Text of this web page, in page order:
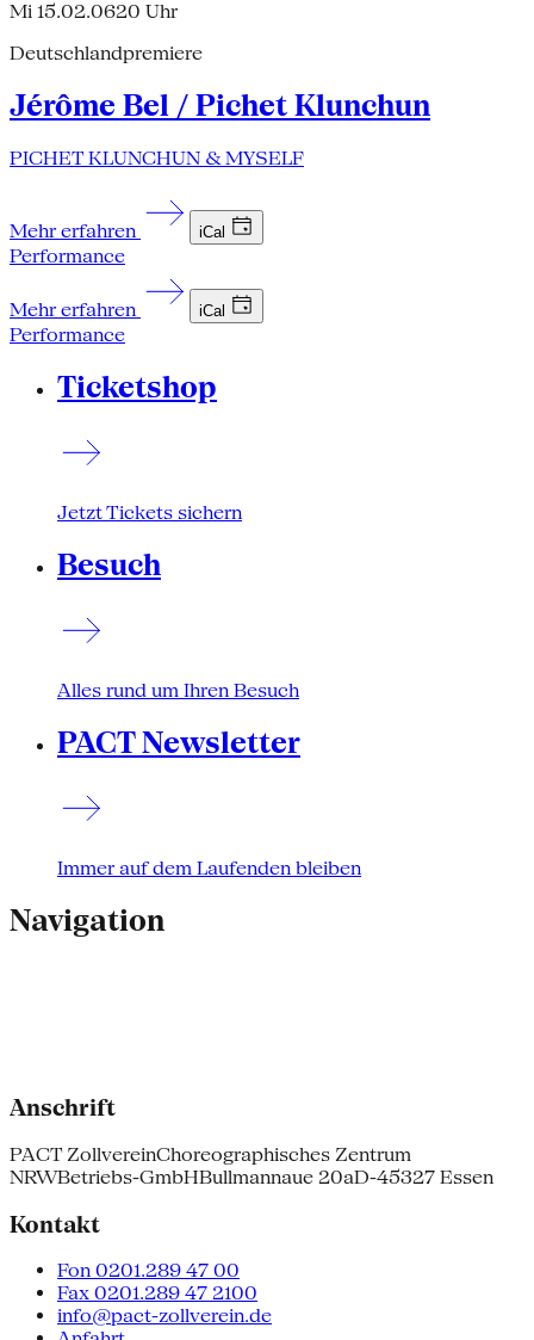
Mi 15.02.0620 Uhr
Deutschlandpremiere
Jérôme Bel / Pichet Klunchun
PICHET KLUNCHUN & MYSELF
Mehr erfahren iCal
Performance
Mehr erfahren iCal
Performance
Ticketshop
Jetzt Tickets sichern
Besuch
Alles rund um Ihren Besuch
PACT Newsletter
Immer auf dem Laufenden bleiben
Navigation
Anschrift
PACT ZollvereinChoreographisches Zentrum
NRWBetriebs-GmbHBullmannaue 20aD-45327 Essen
Kontakt
Fon 0201.289 47 00
Fax 0201.289 47 2100
info@pact-zollverein.de